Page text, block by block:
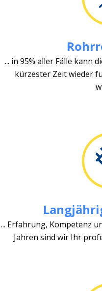
... in 95% aller Fälle kann
kürzester Zeit wieder
... Erfahrung, Kompetenz
Jahren sind wir Ihr